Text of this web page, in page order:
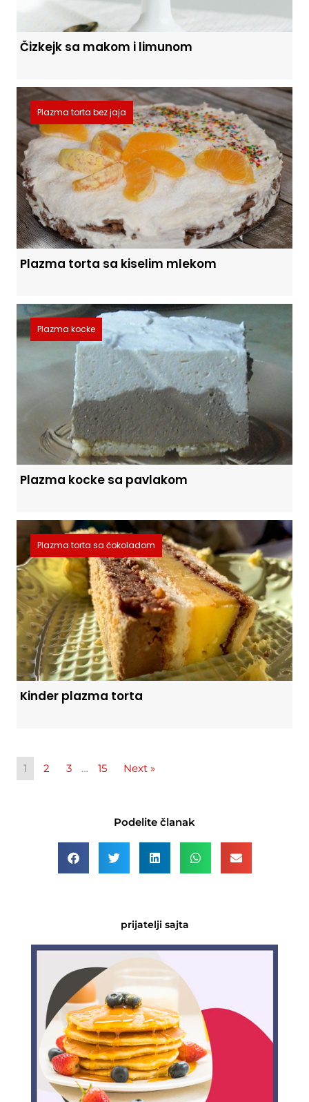
Čizkejk sa makom i limunom
Plazma torta bez jaja
Plazma torta sa kiselim mlekom
Plazma kocke
Plazma kocke sa pavlakom
Plazma torta sa čokoladom
Kinder plazma torta
1 2 3 … 15 Next »
Podelite članak
prijatelji sajta